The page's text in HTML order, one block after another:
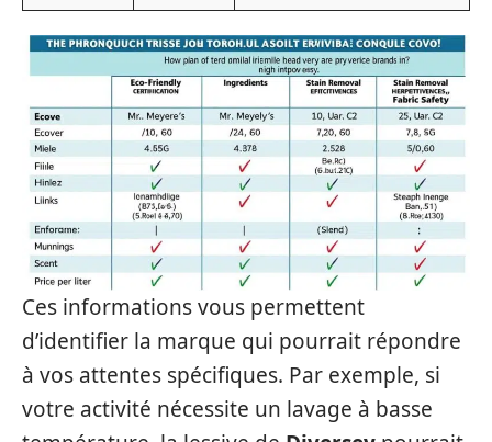
Ces informations vous permettent
d’identifier la marque qui pourrait répondre
à vos attentes spécifiques. Par exemple, si
votre activité nécessite un lavage à basse